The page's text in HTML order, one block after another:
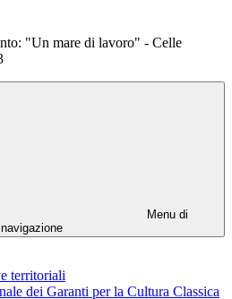
"Un mare di lavoro" - Celle
Menu di
navigazione
territoriali
dei Garanti per la Cultura Classica